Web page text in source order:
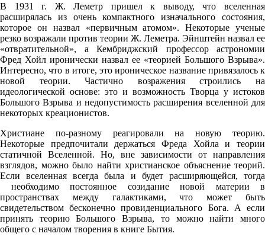
В 1931 г. Ж. Леметр пришел к выводу, что вселенная
расширялась из очень компактного изначального состояния,
которое он назвал «первичным атомом». Некоторые ученые
резко возражали против теории Ж. Леметра. Эйнштейн назвал ее
«отвратительной», а Кембриджский профессор астрономии
Фред Хойл иронически назвал ее «теорией Большого Взрыва».
Интересно, что в итоге, это ироническое название привязалось к
новой теории. Частично возражения строились на
идеологической основе: это и возможность Творца у истоков
Большого Взрыва и недопустимость расширения вселенной для
некоторых креационистов.
Христиане по-разному реагировали на новую теорию.
Некоторые предпочитали держаться Фреда Хойла и теории
статичной Вселенной. Но, вне зависимости от направления
взглядов, можно было найти христианское объяснение теорий.
Если вселенная всегда была и будет расширяющейся, тогда
необходимо постоянное созидание новой материи в
пространствах между галактиками, что может быть
свидетельством бесконечно провиденциального Бога. А если
принять теорию Большого Взрыва, то можно найти много
общего с началом творения в книге Бытия.